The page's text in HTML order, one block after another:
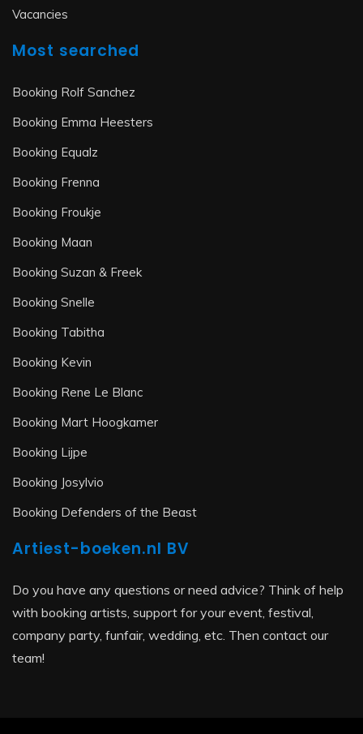
Vacancies
Most searched
Booking Rolf Sanchez
Booking Emma Heesters
Booking Equalz
Booking Frenna
Booking Froukje
Booking Maan
Booking Suzan & Freek
Booking Snelle
Booking Tabitha
Booking Kevin
Booking Rene Le Blanc
Booking Mart Hoogkamer
Booking Lijpe
Booking Josylvio
Booking Defenders of the Beast
Artiest-boeken.nl BV
Do you have any questions or need advice? Think of help
with booking artists, support for your event, festival,
company party, funfair, wedding, etc. Then contact our
team!